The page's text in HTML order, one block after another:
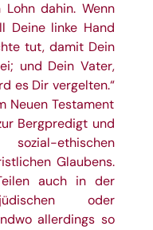
Lohn dahin. Wenn
Deine linke Hand
tut, damit Dein
und Dein Vater,
es Dir vergelten.“
Neuen Testament
Bergpredigt und
ethischen
Glaubens.
auch in der
oder
allerdings so